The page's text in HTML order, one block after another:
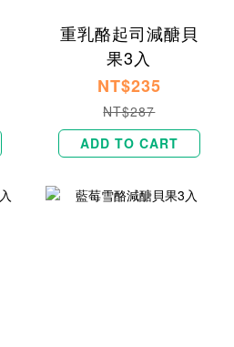
重乳酪起司減醣貝
果3入
NT$235
NT$287
ADD TO CART